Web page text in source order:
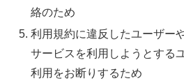
絡のため
利用規約に違反したユーザー
サービスを利用しようとする
利用をお断りするため